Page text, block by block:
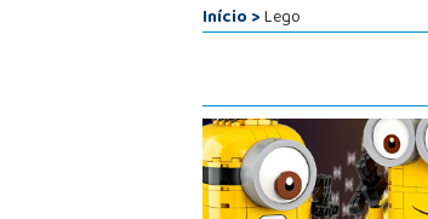
Início>Lego